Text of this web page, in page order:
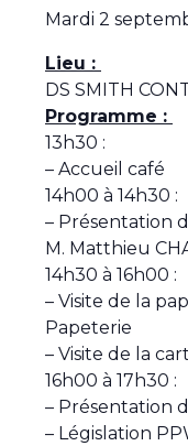
Mardi 2
Lieu :
DS SMITH
Programme :
13h30 :
– Accueil café
14h00 à 14h30 :
– Présentation
M. Matthieu
14h30 à 16h00 :
– Visite de la
Papeterie
– Visite de la
16h00 à 17h30 :
– Présentation
– Législation